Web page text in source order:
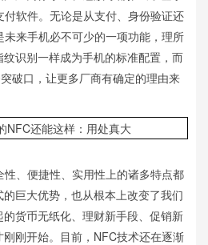
软件。无论是从支付、身份验证还
来手机必不可少的一项功能，理所
识别一样成为手机的标准配置，而
破口，让更多厂商有确定的理由来
、便捷性、实用性上的诸多特点都
巨大优势，也从根本上改变了我们
货币无纸化、理财新手段、促销新
刚开始。目前，NFC技术还在逐渐